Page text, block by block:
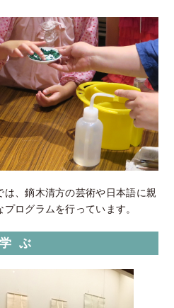
、鏑木清方の芸術や日本語に親
ログラムを行っています。
学 ぶ